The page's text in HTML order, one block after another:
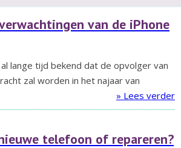
van de iPhone
lange tijd bekend dat de opvolger van
zal worden in het najaar van
» Lees verder
telefoon of repareren?